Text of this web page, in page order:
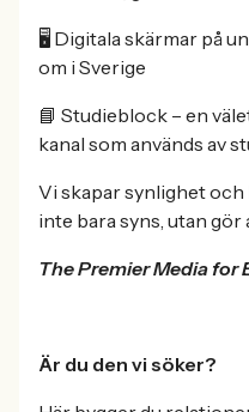
🖥 Digitala skärmar på
om i Sverige
📘 Studieblock – en
kanal som används av
Vi skapar synlighet
inte bara syns, utan gör
The Premier Media for
Är du den vi söker?